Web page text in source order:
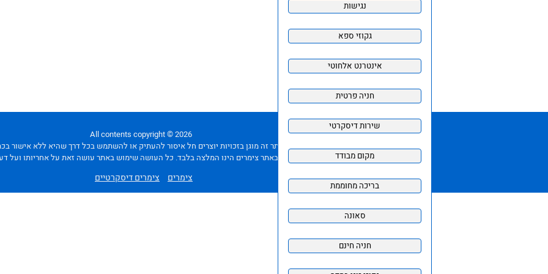
All contents copyright © 2026
התמונות והמידע באתר זה מוגן בזכויות יוצרים חל איסור להעתיק או להשתמש בכל דרך שהיא ללא אישור
כל האמור באתר צימרים הינו המלצה בלבד. כל העושה שימוש באתר עושה זאת על אחריותו ועל
צימרים צימרים דיסקרטיים